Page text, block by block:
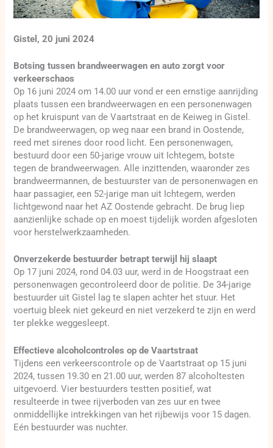
Gistel, 20 juni 2024
Botsing tussen brandweerwagen en auto zorgt voor
verkeerschaos
Op 16 juni 2024 om 14.00 uur vond er een ernstige aanrijding
plaats tussen een brandweerwagen en een personenwagen
op het kruispunt van de Vaartstraat en de Keiweg in Gistel.
De brandweerwagen, op weg naar een brand in Oostende,
reed met sirenes door rood licht. Een personenwagen,
bestuurd door een 50-jarige vrouw uit Ichtegem, botste
tegen de brandweerwagen. Alle inzittenden, waaronder zes
brandweermannen, de bestuurster van de personenwagen en
haar passagier, een 52-jarige man uit Ichtegem, werden
lichtgewond naar het AZ Oostende gebracht. De brug liep
aanzienlijke schade op en moest tijdelijk worden afgesloten
voor herstelwerkzaamheden.
Onverzekerde bestuurder betrapt terwijl hij slaapt
Op 17 juni 2024, rond 04.03 uur, werd in de Hoogstraat een
personenwagen gecontroleerd door de politie. De 34-jarige
bestuurder uit Gistel lag te slapen achter het stuur. Het
voertuig bleek niet gekeurd en niet verzekerd te zijn en werd
ter plekke weggesleept.
Effectieve alcoholcontroles op de Vaartstraat
Tijdens een verkeerscontrole op de Vaartstraat op 15 juni
2024, tussen 19.30 en 21.00 uur, werden 87 alcoholtesten
uitgevoerd. Vier bestuurders testten positief, wat
resulteerde in twee rijverboden van zes uur en twee
onmiddellijke intrekkingen van het rijbewijs voor 15 dagen.
Eén bestuurder was nuchter.